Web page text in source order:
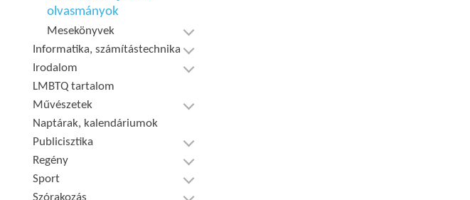
olvasmányok
Mesekönyvek
Informatika, számítástechnika
Irodalom
LMBTQ tartalom
Művészetek
Naptárak, kalendáriumok
Publicisztika
Regény
Sport
Szórakozás